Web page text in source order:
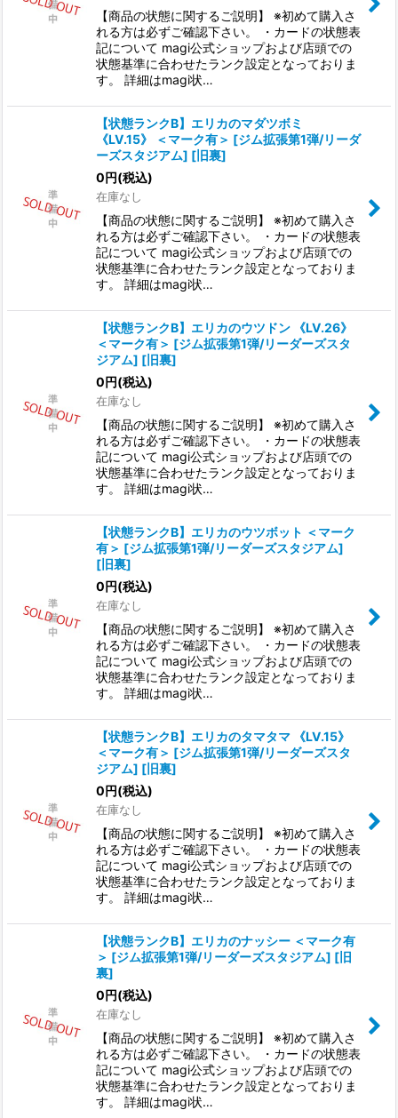
【商品の状態に関するご説明】 ※初めて購入さ
れる方は必ずご確認下さい。 ・カードの状態表
記について magi公式ショップおよび店頭での
状態基準に合わせたランク設定となっておりま
す。 詳細はmagi状…
【状態ランクB】エリカのマダツボミ
《LV.15》 ＜マーク有＞ [ジム拡張第1弾/リーダ
ーズスタジアム] [旧裏]
0円(税込)
在庫なし
【商品の状態に関するご説明】 ※初めて購入さ
れる方は必ずご確認下さい。 ・カードの状態表
記について magi公式ショップおよび店頭での
状態基準に合わせたランク設定となっておりま
す。 詳細はmagi状…
【状態ランクB】エリカのウツドン 《LV.26》
＜マーク有＞ [ジム拡張第1弾/リーダーズスタ
ジアム] [旧裏]
0円(税込)
在庫なし
【商品の状態に関するご説明】 ※初めて購入さ
れる方は必ずご確認下さい。 ・カードの状態表
記について magi公式ショップおよび店頭での
状態基準に合わせたランク設定となっておりま
す。 詳細はmagi状…
【状態ランクB】エリカのウツボット ＜マーク
有＞ [ジム拡張第1弾/リーダーズスタジアム]
[旧裏]
0円(税込)
在庫なし
【商品の状態に関するご説明】 ※初めて購入さ
れる方は必ずご確認下さい。 ・カードの状態表
記について magi公式ショップおよび店頭での
状態基準に合わせたランク設定となっておりま
す。 詳細はmagi状…
【状態ランクB】エリカのタマタマ 《LV.15》
＜マーク有＞ [ジム拡張第1弾/リーダーズスタ
ジアム] [旧裏]
0円(税込)
在庫なし
【商品の状態に関するご説明】 ※初めて購入さ
れる方は必ずご確認下さい。 ・カードの状態表
記について magi公式ショップおよび店頭での
状態基準に合わせたランク設定となっておりま
す。 詳細はmagi状…
【状態ランクB】エリカのナッシー ＜マーク有
＞ [ジム拡張第1弾/リーダーズスタジアム] [旧
裏]
0円(税込)
在庫なし
【商品の状態に関するご説明】 ※初めて購入さ
れる方は必ずご確認下さい。 ・カードの状態表
記について magi公式ショップおよび店頭での
状態基準に合わせたランク設定となっておりま
す。 詳細はmagi状…